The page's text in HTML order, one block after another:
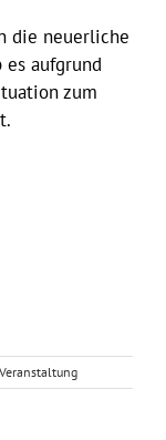
die neuerliche
aufgrund
zum
Veranstaltung